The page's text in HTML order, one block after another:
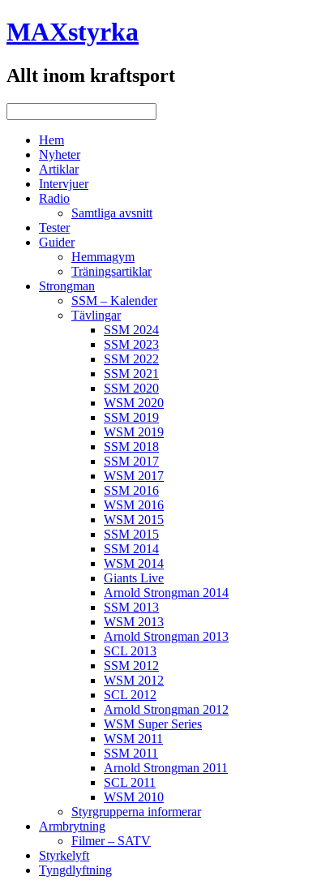
MAXstyrka
Allt inom kraftsport
Hem
Nyheter
Artiklar
Intervjuer
Radio
Samtliga avsnitt
Tester
Guider
Hemmagym
Träningsartiklar
Strongman
SSM – Kalender
Tävlingar
SSM 2024
SSM 2023
SSM 2022
SSM 2021
SSM 2020
WSM 2020
SSM 2019
WSM 2019
SSM 2018
SSM 2017
WSM 2017
SSM 2016
WSM 2016
WSM 2015
SSM 2015
SSM 2014
WSM 2014
Giants Live
Arnold Strongman 2014
SSM 2013
WSM 2013
Arnold Strongman 2013
SCL 2013
SSM 2012
WSM 2012
SCL 2012
Arnold Strongman 2012
WSM Super Series
WSM 2011
SSM 2011
Arnold Strongman 2011
SCL 2011
WSM 2010
Styrgrupperna informerar
Armbrytning
Filmer – SATV
Styrkelyft
Tyngdlyftning